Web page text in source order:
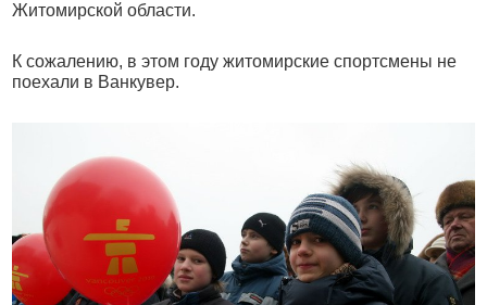
Житомирской области.
К сожалению, в этом году житомирские спортсмены не
поехали в Ванкувер.